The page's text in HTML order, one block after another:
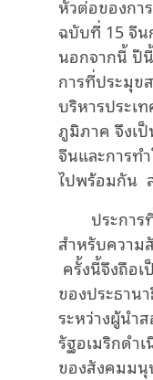
หัวต่อของกา
ฉบับที่ 15 จี
นอกจากนี้ ปี
การที่ประมุข
บริหารประเ
ภูมิภาค จึงเ
จีนและการท
ไปพร้อมกัน
ประกา
สำหรับความ
ครั้งนี้จึงถือ
ของประธาน
ระหว่างผู้นำ
รัฐอเมริกดำ
ของสังคมม